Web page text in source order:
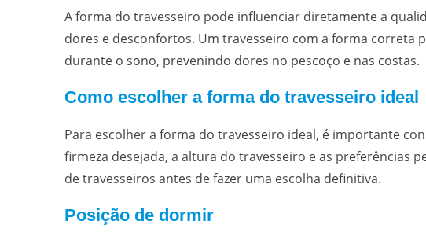
A forma do travesseiro pode influenciar diretamente a
dores e desconfortos. Um travesseiro com a forma correta
durante o sono, prevenindo dores no pescoço e nas costas.
Como escolher a forma do travesseiro ideal
Para escolher a forma do travesseiro ideal, é importante
firmeza desejada, a altura do travesseiro e as preferências
de travesseiros antes de fazer uma escolha definitiva.
Posição de dormir